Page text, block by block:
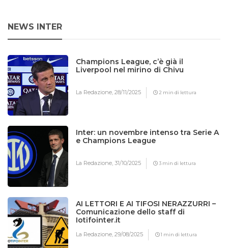
NEWS INTER
Champions League, c’è già il
Liverpool nel mirino di Chivu
La Redazione,28/11/2025 2 min di lettura
Inter: un novembre intenso tra Serie A
e Champions League
La Redazione,31/10/2025 3 min di lettura
AI LETTORI E AI TIFOSI NERAZZURRI –
Comunicazione dello staff di
Iotifointer.it
La Redazione,29/08/2025 1 min di lettura